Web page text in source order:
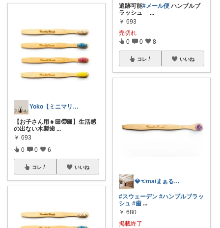
Yoko【ミニマリスト】5/24🌼
【お子さん用👧🏻🧒🏼】生活感
の出ない木製歯 ...
￥ 693
0 0 6
コレ いいね
追跡可能#メール便 ハンブルブ
ラッシュ
...
￥ 693
売切れ
0 0 8
コレ いいね
💎☜maiまぁる✳︎💛コレ歓迎💛
#スウェーデン #ハンブルブラッ
シュ #歯 ...
￥ 680
掲載終了